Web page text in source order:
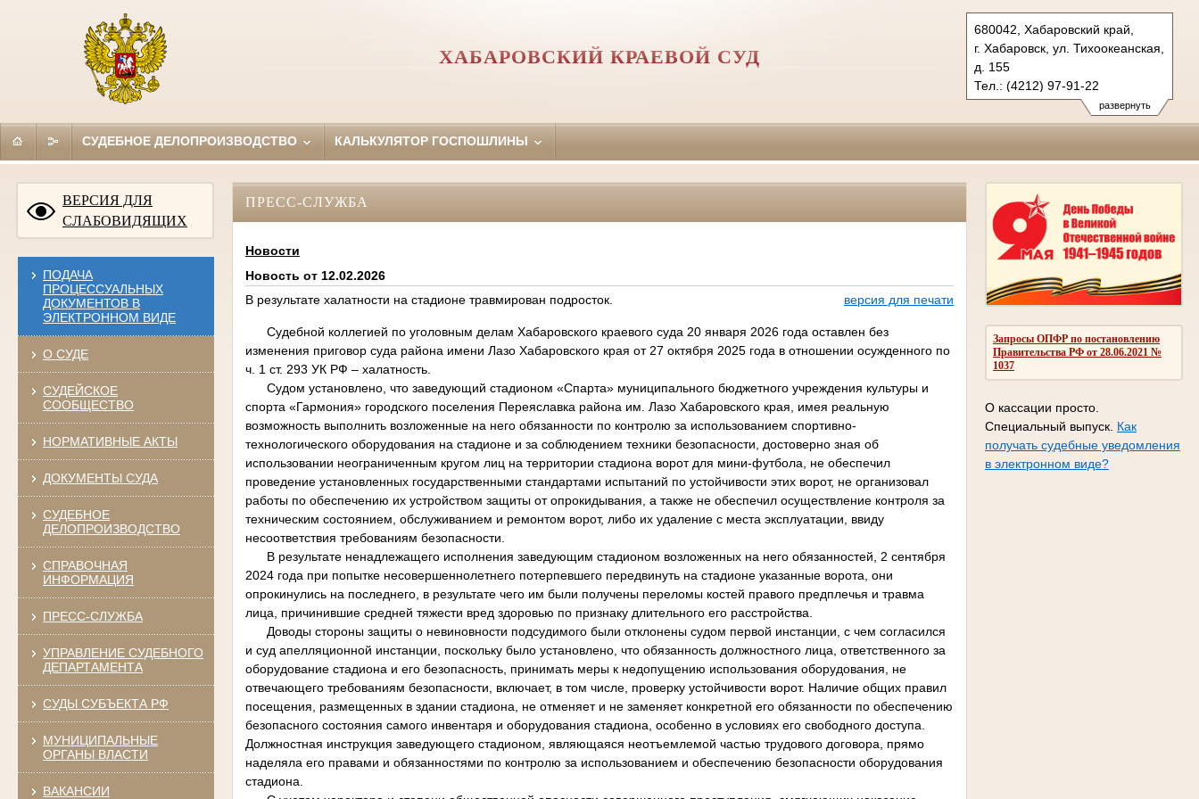
развернуть
680042, Хабаровский край,
г. Хабаровск, ул. Тихоокеанская,
д. 155
Тел.: (4212) 97-91-22
kraevoy.hbr@sudrf.ru
ХАБАРОВСКИЙ КРАЕВОЙ СУД
СУДЕБНОЕ ДЕЛОПРОИЗВОДСТВО КАЛЬКУЛЯТОР ГОСПОШЛИНЫ
ВЕРСИЯ ДЛЯ
СЛАБОВИДЯЩИХ
ПОДАЧА
ПРОЦЕССУАЛЬНЫХ
ДОКУМЕНТОВ В
ЭЛЕКТРОННОМ ВИДЕ
О СУДЕ
СУДЕЙСКОЕ
СООБЩЕСТВО
НОРМАТИВНЫЕ АКТЫ
ДОКУМЕНТЫ СУДА
СУДЕБНОЕ
ДЕЛОПРОИЗВОДСТВО
СПРАВОЧНАЯ
ИНФОРМАЦИЯ
ПРЕСС-СЛУЖБА
УПРАВЛЕНИЕ СУДЕБНОГО
ДЕПАРТАМЕНТА
СУДЫ СУБЪЕКТА РФ
МУНИЦИПАЛЬНЫЕ
ОРГАНЫ ВЛАСТИ
ВАКАНСИИ
Запросы ОПФР по постановлению
Правительства РФ от 28.06.2021 №
1037
О кассации просто.
Специальный выпуск. Как
получать судебные уведомления
в электронном виде?
ПРЕСС-СЛУЖБА
Новости
Новость от 12.02.2026
В результате халатности на стадионе травмирован подросток.
версия для печати
Судебной коллегией по уголовным делам Хабаровского краевого суда 20 января 2026 года оставлен без
изменения приговор суда района имени Лазо Хабаровского края от 27 октября 2025 года в отношении осужденного по
ч. 1 ст. 293 УК РФ – халатность.
Судом установлено, что заведующий стадионом «Спарта» муниципального бюджетного учреждения культуры и
спорта «Гармония» городского поселения Переяславка района им. Лазо Хабаровского края, имея реальную
возможность выполнить возложенные на него обязанности по контролю за использованием спортивно-
технологического оборудования на стадионе и за соблюдением техники безопасности, достоверно зная об
использовании неограниченным кругом лиц на территории стадиона ворот для мини-футбола, не обеспечил
проведение установленных государственными стандартами испытаний по устойчивости этих ворот, не организовал
работы по обеспечению их устройством защиты от опрокидывания, а также не обеспечил осуществление контроля за
техническим состоянием, обслуживанием и ремонтом ворот, либо их удаление с места эксплуатации, ввиду
несоответствия требованиям безопасности.
В результате ненадлежащего исполнения заведующим стадионом возложенных на него обязанностей, 2 сентября
2024 года при попытке несовершеннолетнего потерпевшего передвинуть на стадионе указанные ворота, они
опрокинулись на последнего, в результате чего им были получены переломы костей правого предплечья и травма
лица, причинившие средней тяжести вред здоровью по признаку длительного его расстройства.
Доводы стороны защиты о невиновности подсудимого были отклонены судом первой инстанции, с чем согласился
и суд апелляционной инстанции, поскольку было установлено, что обязанность должностного лица, ответственного за
оборудование стадиона и его безопасность, принимать меры к недопущению использования оборудования, не
отвечающего требованиям безопасности, включает, в том числе, проверку устойчивости ворот. Наличие общих правил
посещения, размещенных в здании стадиона, не отменяет и не заменяет конкретной его обязанности по обеспечению
безопасного состояния самого инвентаря и оборудования стадиона, особенно в условиях его свободного доступа.
Должностная инструкция заведующего стадионом, являющаяся неотъемлемой частью трудового договора, прямо
наделяла его правами и обязанностями по контролю за использованием и обеспечению безопасности оборудования
стадиона.